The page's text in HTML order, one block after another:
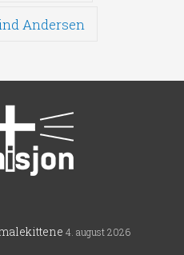
Andersen
4. august 2026